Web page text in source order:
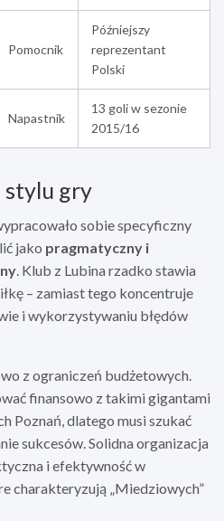
Pomocnik
Późniejszy
reprezentant
Polski
Napastnik
13 goli w sezonie
2015/16
gry
sobie specyficzny
jako pragmatyczny i
. Klub z Lubina rzadko stawia
– zamiast tego koncentruje
i wykorzystywaniu błędów
z ograniczeń budżetowych.
finansowo z takimi gigantami
Poznań, dlatego musi szukać
sukcesów. Solidna organizacja
i efektywność w
charakteryzują „Miedziowych”